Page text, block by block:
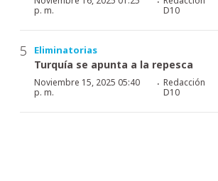
p. m.
D10
Eliminatorias
Turquía se apunta a la repesca
Noviembre 15, 2025 05:40
p. m.
·Redacción
D10